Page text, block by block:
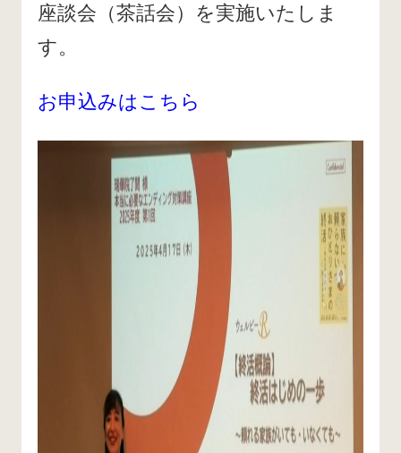
座談会（茶話会）を実施いたしま
す。
お申込みはこちら